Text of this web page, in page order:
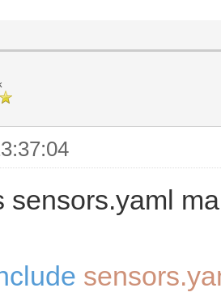
sensors.yaml